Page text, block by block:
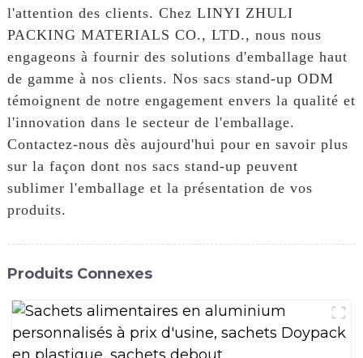
l'attention des clients. Chez LINYI ZHULI
PACKING MATERIALS CO., LTD., nous nous
engageons à fournir des solutions d'emballage haut
de gamme à nos clients. Nos sacs stand-up ODM
témoignent de notre engagement envers la qualité et
l'innovation dans le secteur de l'emballage.
Contactez-nous dès aujourd'hui pour en savoir plus
sur la façon dont nos sacs stand-up peuvent
sublimer l'emballage et la présentation de vos
produits.
Produits Connexes